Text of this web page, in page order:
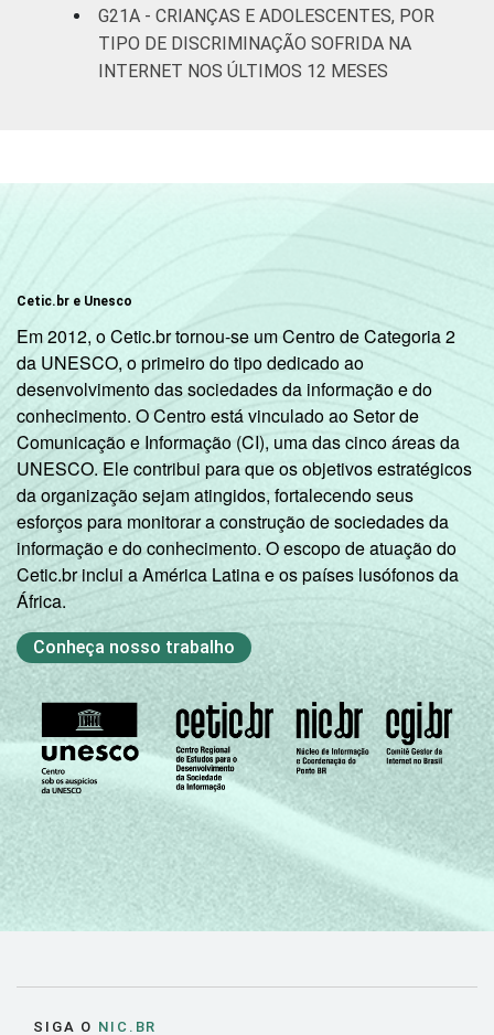
G21A - CRIANÇAS E ADOLESCENTES, POR
TIPO DE DISCRIMINAÇÃO SOFRIDA NA
INTERNET NOS ÚLTIMOS 12 MESES
Cetic.br e Unesco
Em 2012, o Cetic.br tornou-se um Centro de Categoria 2
da UNESCO, o primeiro do tipo dedicado ao
desenvolvimento das sociedades da informação e do
conhecimento. O Centro está vinculado ao Setor de
Comunicação e Informação (CI), uma das cinco áreas da
UNESCO. Ele contribui para que os objetivos estratégicos
da organização sejam atingidos, fortalecendo seus
esforços para monitorar a construção de sociedades da
informação e do conhecimento. O escopo de atuação do
Cetic.br inclui a América Latina e os países lusófonos da
África.
Conheça nosso trabalho
SIGA O NIC.BR